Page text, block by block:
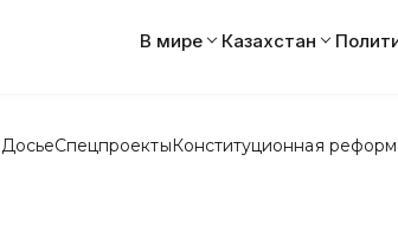
В мире Казахстан
ДосьеСпецпроектыКонституционная